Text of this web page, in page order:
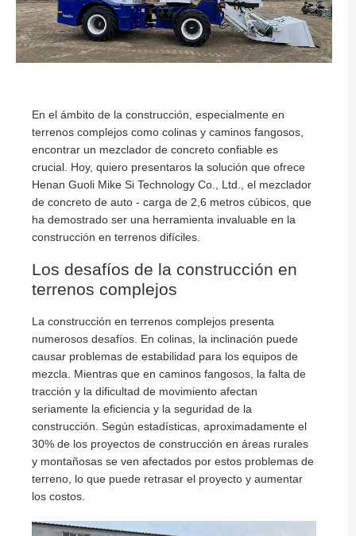
En el ámbito de la construcción, especialmente en
terrenos complejos como colinas y caminos fangosos,
encontrar un mezclador de concreto confiable es
crucial. Hoy, quiero presentaros la solución que ofrece
Henan Guoli Mike Si Technology Co., Ltd., el mezclador
de concreto de auto - carga de 2,6 metros cúbicos, que
ha demostrado ser una herramienta invaluable en la
construcción en terrenos difíciles.
Los desafíos de la construcción en
terrenos complejos
La construcción en terrenos complejos presenta
numerosos desafíos. En colinas, la inclinación puede
causar problemas de estabilidad para los equipos de
mezcla. Mientras que en caminos fangosos, la falta de
tracción y la dificultad de movimiento afectan
seriamente la eficiencia y la seguridad de la
construcción. Según estadísticas, aproximadamente el
30% de los proyectos de construcción en áreas rurales
y montañosas se ven afectados por estos problemas de
terreno, lo que puede retrasar el proyecto y aumentar
los costos.